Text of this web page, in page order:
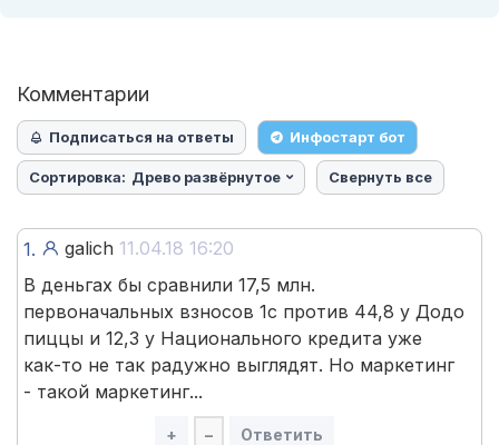
Комментарии
Подписаться на ответы Инфостарт бот
Сортировка: Древо развёрнутое Свернуть все
1. galich 11.04.18 16:20
В деньгах бы сравнили 17,5 млн.
первоначальных взносов 1с против 44,8 у Додо
пиццы и 12,3 у Национального кредита уже
как-то не так радужно выглядят. Но маркетинг
- такой маркетинг...
+ – Ответить